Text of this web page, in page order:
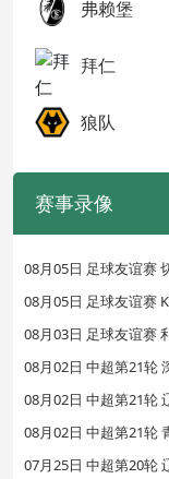
弗赖堡
拜仁
狼队
赛事录像
08月05日 足球友谊赛
08月05日 足球友谊赛
08月03日 足球友谊赛
08月02日 中超第21轮
08月02日 中超第21轮
08月02日 中超第21轮
07月25日 中超第20轮